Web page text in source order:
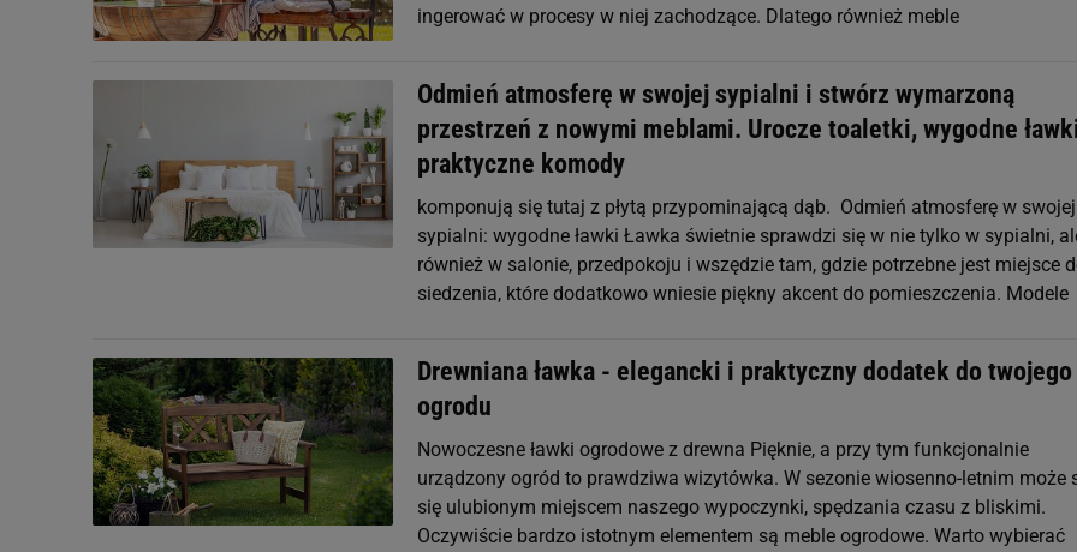
ingerować w procesy w niej zachodzące. Dlatego również meble
Odmień atmosferę w swojej sypialni i stwórz wymarzoną
przestrzeń z nowymi meblami. Urocze toaletki, wygodne
praktyczne komody
komponują się tutaj z płytą przypominającą dąb. Odmień atmosferę w swojej
sypialni: wygodne ławki Ławka świetnie sprawdzi się w nie tylko w sypialni,
również w salonie, przedpokoju i wszędzie tam, gdzie potrzebne jest miejsce
siedzenia, które dodatkowo wniesie piękny akcent do pomieszczenia. Modele
Drewniana ławka - elegancki i praktyczny dodatek do twojego
ogrodu
Nowoczesne ławki ogrodowe z drewna Pięknie, a przy tym funkcjonalnie
urządzony ogród to prawdziwa wizytówka. W sezonie wiosenno-letnim może
się ulubionym miejscem naszego wypoczynki, spędzania czasu z bliskimi.
Oczywiście bardzo istotnym elementem są meble ogrodowe. Warto wybierać